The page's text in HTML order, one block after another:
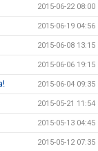
2015-06-22 08:00
2015-06-19 04:56
2015-06-08 13:15
2015-06-06 19:15
2015-06-04 09:35
2015-05-21 11:54
2015-05-13 04:45
2015-05-12 07:35